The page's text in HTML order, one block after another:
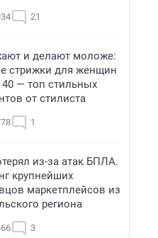
21
и делают моложе:
стрижки для женщин
40 — топ стильных
от стилиста
1
из-за атак БПЛА.
крупнейших
маркетплейсов из
региона
3